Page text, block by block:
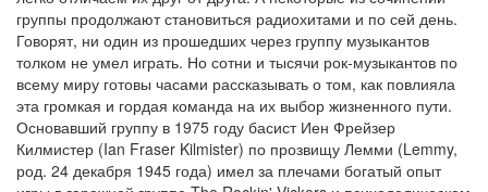
группы продолжают становиться радиохитами и по сей день.
Говорят, ни один из прошедших через группу музыкантов
толком не умел играть. Но сотни и тысячи рок-музыкантов по
всему миру готовы часами рассказывать о том, как повлияла
эта громкая и гордая команда на их выбор жизненного пути.
Основавший группу в 1975 году басист Иен Фрейзер
Килмистер (Ian Fraser Kilmister) по прозвищу Лемми (Lemmy,
род. 24 декабря 1945 года) имел за плечами богатый опыт